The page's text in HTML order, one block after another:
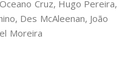
Cruz, Hugo Pereira,
Des McAleenan, João
Moreira